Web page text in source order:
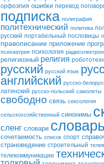
орфоэпия ошибки перевод
подписка полиграфия
политехнический политика
русский портабельный пословицы
правописание приложение
психиатрия психология
религиозный религия
русский русский язык
английский русско-
латинский русско-польский самолеты
свободно связь сексология
сельскохозяйственный синонимы
сленг словари словарь
сочетаемость список спорт
страноведение строительный
телекоммуникации